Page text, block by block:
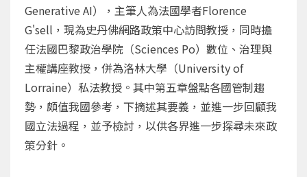
Generative AI），主筆人為法國學者Florence
G'sell，現為史丹佛網路政策中心訪問教授，同時擔
任法國巴黎政治學院（Sciences Po）數位、治理與
主權講座教授，併為洛林大學（University of
Lorraine）私法教授。其中第五章盤點各國管制趨
勢，頗值我國參考，下摘述其要義，並進一步回顧我
國立法過程，並予檢討，以供各界進一步探尋未來政
策分針。